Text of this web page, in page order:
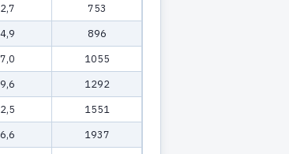
753
896
1055
1292
1551
1937